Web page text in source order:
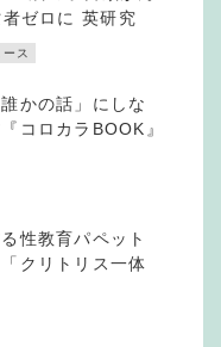
ゼロに 英研究
ース
かの話」にしな
コロカラBOOK』
性教育パペット
クリトリス一体